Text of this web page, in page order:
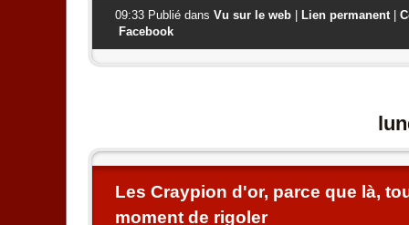
09:33 Publié dans Vu sur le web Lien permanent|
Facebook
Les Craypion d'or, parce que là,
moment de rigoler